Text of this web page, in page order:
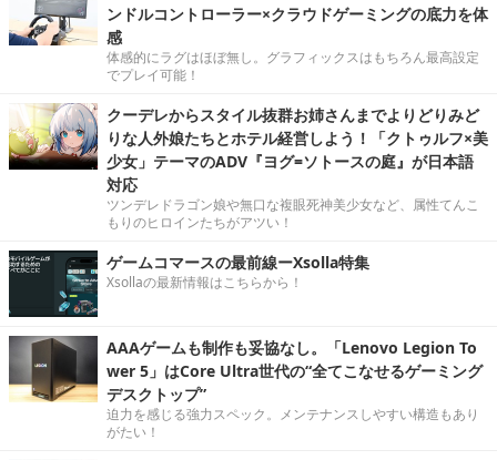
ンドルコントローラー×クラウドゲーミングの底力を体
感
体感的にラグはほぼ無し。グラフィックスはもちろん最高設定
でプレイ可能！
クーデレからスタイル抜群お姉さんまでよりどりみど
りな人外娘たちとホテル経営しよう！「クトゥルフ×美
少女」テーマのADV『ヨグ=ソトースの庭』が日本語
対応
ツンデレドラゴン娘や無口な複眼死神美少女など、属性てんこ
もりのヒロインたちがアツい！
ゲームコマースの最前線ーXsolla特集
Xsollaの最新情報はこちらから！
AAAゲームも制作も妥協なし。「Lenovo Legion To
wer 5」はCore Ultra世代の“全てこなせるゲーミング
デスクトップ”
迫力を感じる強力スペック。メンテナンスしやすい構造もあり
がたい！